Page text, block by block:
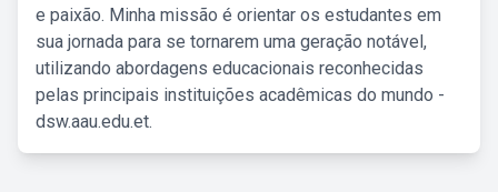
e paixão. Minha missão é orientar os estudantes em
sua jornada para se tornarem uma geração notável,
utilizando abordagens educacionais reconhecidas
pelas principais instituições acadêmicas do mundo -
dsw.aau.edu.et.